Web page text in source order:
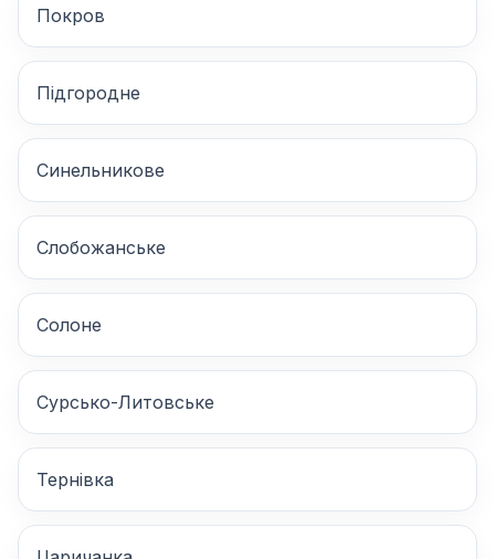
Покров
Підгородне
Синельникове
Слобожанське
Солоне
Сурсько-Литовське
Тернівка